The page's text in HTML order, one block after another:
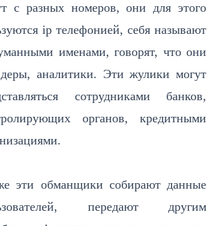
с разных номеров, они для этого
ip телефонией, себя называют
именами, говорят, что они
аналитики. Эти жулики могут
сотрудниками банков,
органов, кредитными
эти обманщики собирают данные
передают другим